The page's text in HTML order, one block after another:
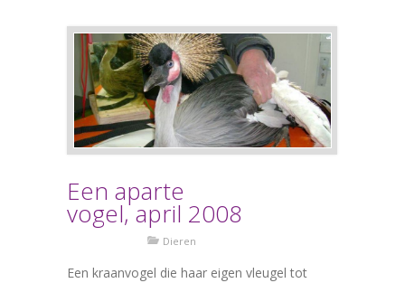
Een aparte
vogel, april 2008
Dieren
Een kraanvogel die haar eigen vleugel tot